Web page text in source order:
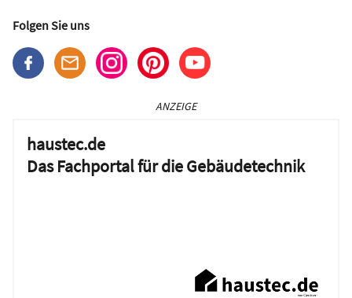
Folgen Sie uns
ANZEIGE
haustec.de
Das Fachportal für die Gebäudetechnik